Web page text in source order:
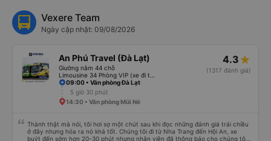
Vexere Team
Ngày cập nhật: 09/08/2026
An Phú Travel (Đà Lạt)
Giường nằm 44 chỗ
4.3
(1317 đánh giá)
09:00 • Văn phòng Đà Lạt
5 giờ 30 phút
14:30 • Văn phòng Mũi Né
Thành thật mà nói, tôi hơi sợ một chút sau khi đọc những đánh giá trái chiều
ở đây nhưng hóa ra nó khá tốt. Chúng tôi đi từ Nha Trang đến Hội An, xe
buýt đến sớm hơn 20-30 phút nhưng nhân viên đã thông báo cho chúng tôi